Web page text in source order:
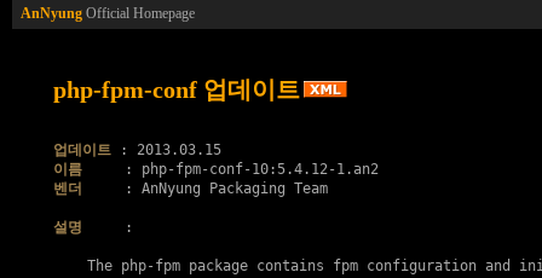
AnNyung Official Homepage
php-fpm-conf 업데이트
업데이트
이름
벤더
     : AnNyung Packaging Team
설명
     :
The php-fpm package contains fpm configuration and